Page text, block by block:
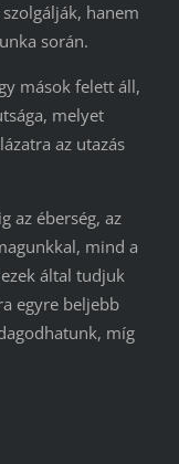
hanem
során.
mások felett áll,
melyet
az utazás
az éberség, az
mind a
által tudjuk
egyre beljebb
míg